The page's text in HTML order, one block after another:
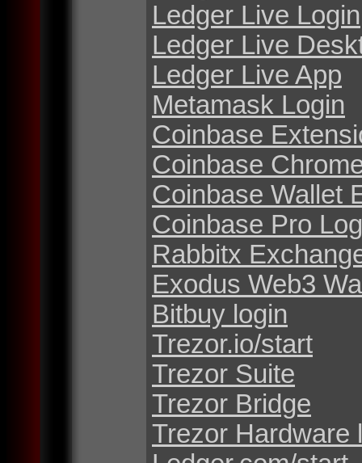
Ledger Live Login
Ledger Live
Ledger Live App
Metamask Login
Coinbase
Coinbase
Coinbase Wallet
Coinbase Pro
Rabbitx
Exodus Web3
Bitbuy login
Trezor.io/start
Trezor Suite
Trezor Bridge
Trezor Hardware